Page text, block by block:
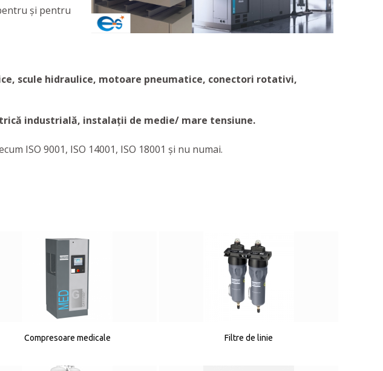
şi pentru
scule hidraulice, motoare pneumatice, conectori rotativi,
industrială, instalații de medie/ mare tensiune.
ISO 9001, ISO 14001, ISO 18001 şi nu numai.
Compresoare medicale Filtre de linie